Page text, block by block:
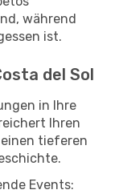
während
ist.
del Sol
in Ihre
Ihren
tieferen
Events: